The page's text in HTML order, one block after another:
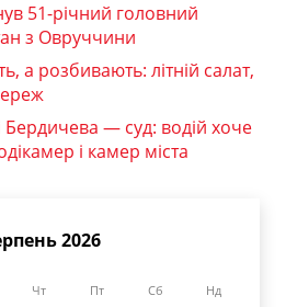
51-річний головний
з Овруччини
а розбивають: літній салат,
Бердичева — суд: водій хоче
і камер міста
2026
Чт Пт Сб Нд